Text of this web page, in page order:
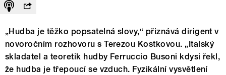
„Hudba je těžko popsatelná slovy,“ přiznává dirigent v
novoročním rozhovoru s Terezou Kostkovou. „Italský
skladatel a teoretik hudby Ferruccio Busoni kdysi řekl,
že hudba je třepoucí se vzduch. Fyzikální vysvětlení